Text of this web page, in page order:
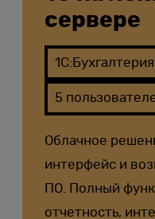
сервере
1С:Бухгалтерия
5
Облачное
интерфейс и
ПО. Полный
отчетность,